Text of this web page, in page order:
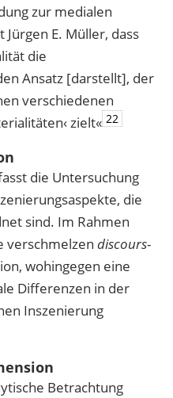
zur medialen
E. Müller, dass
die
Ansatz [darstellt], der
verschiedenen
zielt« 22
die Untersuchung
die
sind. Im Rahmen
verschmelzen discours-
wohingegen eine
Differenzen in der
Inszenierung
Betrachtung